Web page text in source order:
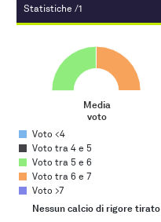
Statistiche /1
Media voto
Pie chart with 5 slices.
Media
voto
End of interactive chart.
Voto <4
Voto tra 4 e 5
Voto tra 5 e 6
Voto tra 6 e 7
Voto >7
Nessun calcio di rigore tirato